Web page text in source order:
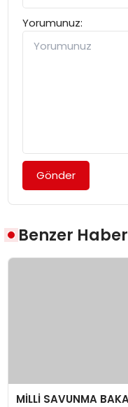
Yorumunuz:
Gönder
Benzer
MİLLİ SAVUNMA